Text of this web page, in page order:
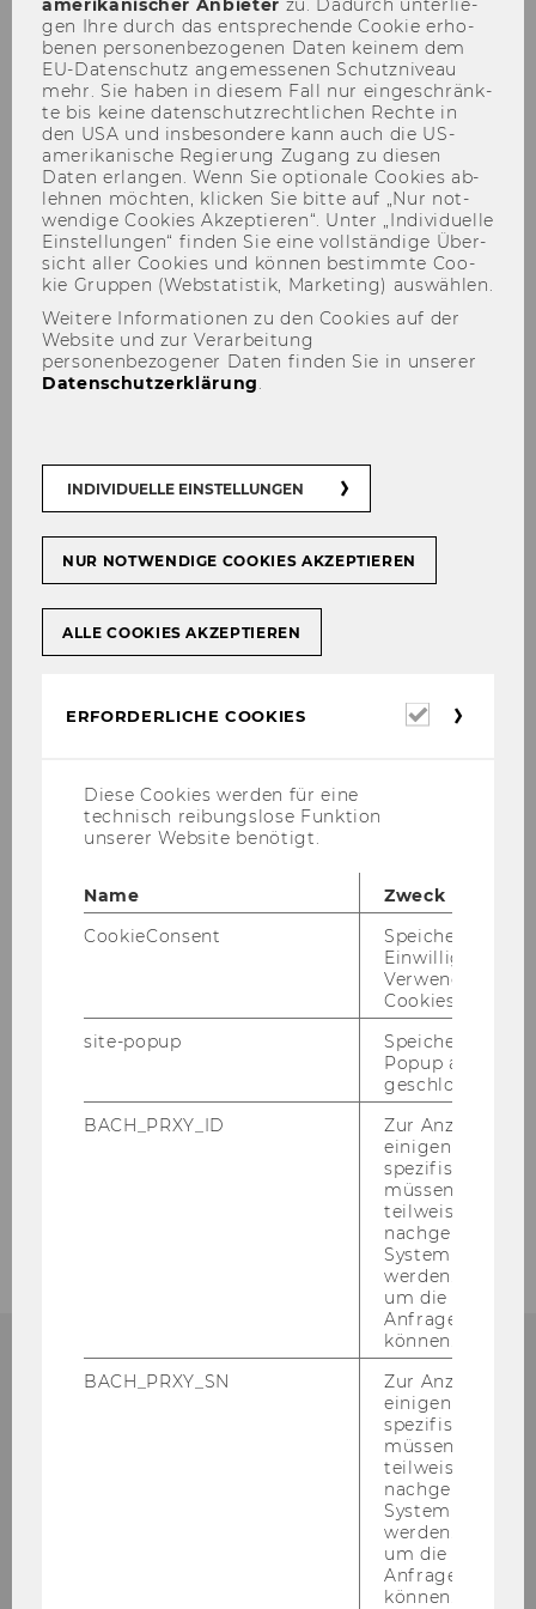
Oops, an error occurred! Code:
20260808160511173f9fa4 Event:
d3e6ec2b175f46ffac131c157d1e3b70
Bewerbung und Zulassung
Aufnahme- und Bewerbungsverfahren
Zulassungsfristen für die Erstzulassung
Mitbelegung
Vorstudienlehrgang der Wiener Universitäten
(VWU)
Universitätslehrgänge
Individuelles Studium
Wiederaufnahme des Studiums
Abmeldung vom Studium
Studienbeitrag / ÖH-Beitrag
NOCH FRA­GEN?
amerikanischer An­bie­ter zu. Da­durch un­ter­lie­
gen Ihre durch das ent­spre­chen­de Coo­kie er­ho­
be­nen per­so­nen­be­zo­ge­nen Daten kei­nem dem
EU-​Datenschutz an­ge­mes­se­nen Schutz­ni­veau
mehr. Sie haben in die­sem Fall nur ein­ge­schränk­
te bis keine da­ten­schutz­recht­li­chen Rech­te in
den USA und ins­be­son­de­re kann auch die US-​
amerikanische Re­gie­rung Zu­gang zu die­sen
Daten er­lan­gen. Wenn Sie op­tio­na­le Coo­kies ab­
leh­nen möch­ten, kli­cken Sie bitte auf „Nur not­
wen­di­ge Coo­kies Ak­zep­tie­ren“. Unter „In­di­vi­du­el­le
Ein­stel­lun­gen“ fin­den Sie eine voll­stän­di­ge Über­
sicht aller Coo­kies und kön­nen be­stimm­te Coo­
kie Grup­pen (Web­sta­tis­tik, Mar­ke­ting) aus­wäh­len.
Weitere Informationen zu den Cookies auf der
Website und zur Verarbeitung
personenbezogener Daten finden Sie in unserer
Datenschutzerklärung.
INDIVIDUELLE EINSTELLUNGEN
NUR NOTWENDIGE COOKIES AKZEPTIEREN
ALLE COOKIES AKZEPTIEREN
ERFORDERLICHE COOKIES
Diese Cookies werden für eine
technisch reibungslose Funktion
unserer Website benötigt.
Name
Zweck
CookieConsent
Speichert Ihre
Einwilligung zur
Verwendung von
Cookies.
site-popup
Speichert ob ein
Popup
geschlossen
BACH_PRXY_ID
Zur Anzeige von
einigen WU-
spezifischen
müssen
teilweise von
nachgelagerten
System
werden.
um die Antwort
Anfrage
können.
BACH_PRXY_SN
Zur Anzeige von
einigen WU-
spezifischen
müssen
teilweise von
nachgelagerten
System
werden.
um die Antwort
Anfrage
können.